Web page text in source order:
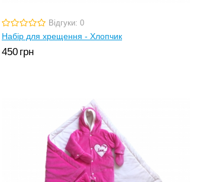
Відгуки: 0
Набір для хрещення - Хлопчик
450 грн